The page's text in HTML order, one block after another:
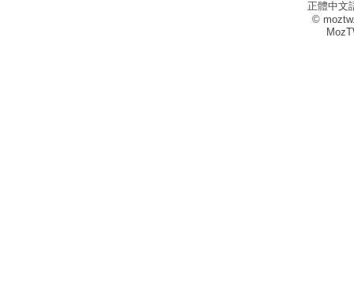
正體中文
©